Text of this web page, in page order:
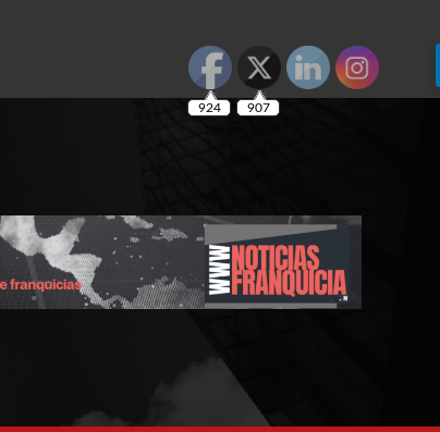
924 907